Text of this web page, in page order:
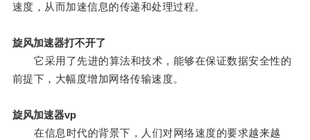
速度，从而加速信息的传递和处理过程。
旋风加速器打不开了
它采用了先进的算法和技术，能够在保证数据安全性的
前提下，大幅度增加网络传输速度。
旋风加速器vp
在信息时代的背景下，人们对网络速度的要求越来越